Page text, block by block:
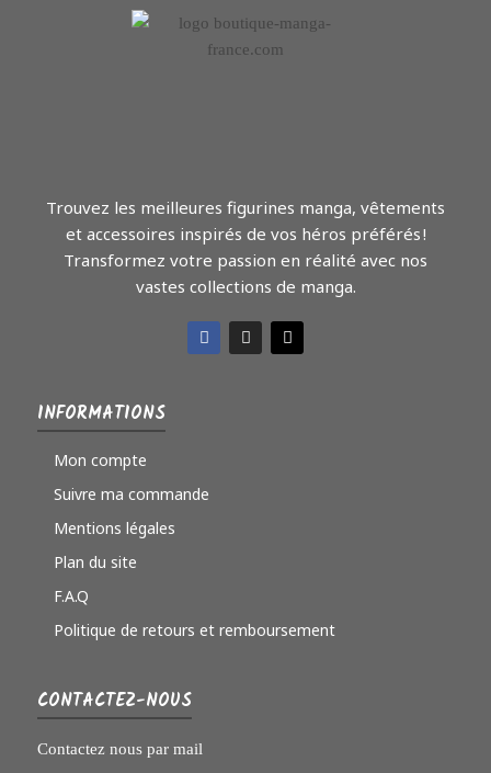
Trouvez les meilleures figurines manga, vêtements
et accessoires inspirés de vos héros préférés !
Transformez votre passion en réalité avec nos
vastes collections de manga.
INFORMATIONS
Mon compte
Suivre ma commande
Mentions légales
Plan du site
F.A.Q
Politique de retours et remboursement
CONTACTEZ-NOUS
Contactez nous par mail